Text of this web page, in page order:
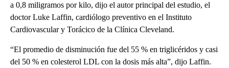
a 0,8 miligramos por kilo, dijo el autor principal del estudio, el
doctor Luke Laffin, cardiólogo preventivo en el Instituto
Cardiovascular y Torácico de la Clínica Cleveland.
“El promedio de disminución fue del 55 % en triglicéridos y casi
del 50 % en colesterol LDL con la dosis más alta”, dijo Laffin.